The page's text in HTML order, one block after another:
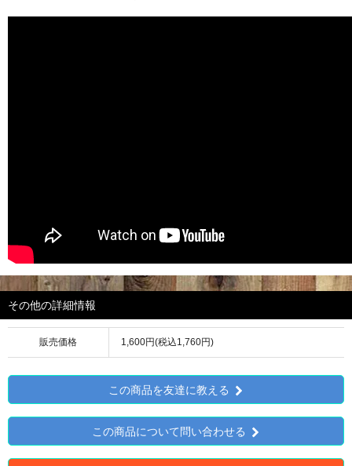
その他の詳細情報
販売価格 1,600円(税込1,760円)
この商品を友達に教える
この商品について問い合わせる